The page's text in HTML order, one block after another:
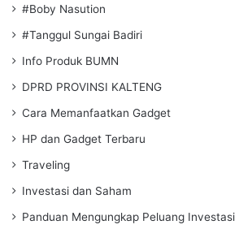
#Boby Nasution
#Tanggul Sungai Badiri
Info Produk BUMN
DPRD PROVINSI KALTENG
Cara Memanfaatkan Gadget
HP dan Gadget Terbaru
Traveling
Investasi dan Saham
Panduan Mengungkap Peluang Investasi